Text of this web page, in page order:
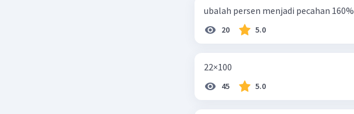
ubalah persen menjadi pecahan 160%
20 5.0
22×100
45 5.0